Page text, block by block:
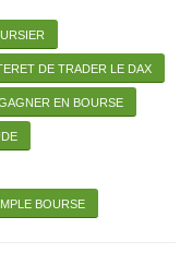
DE TRADER LE DAX
EN BOURSE
BOURSE